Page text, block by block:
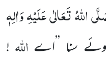
اللہُ تَعَالٰی عَلَیْہِ وَاٰلِہٖ
سنا ’’اے اللہ !